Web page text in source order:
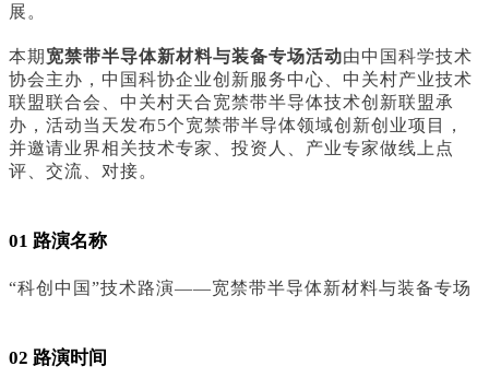
展。
本期 宽禁带半导体新材料与装备专场活动由中国科学技术
协会主办，中国科协企业创新服务中心、中关村产业技术
联盟联合会、中关村天合宽禁带半导体技术创新联盟承
办，活动当天发布5个宽禁带半导体领域创新创业项目，
并邀请业界相关技术专家、投资人、产业专家做线上点
评、交流、对接。
01 路演名称
“科创中国”技术路演——宽禁带半导体新材料与装备专场
02 路演时间